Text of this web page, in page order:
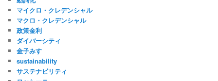
マイクロ・クレデンシャル
マクロ・クレデンシャル
政策金利
ダイバーシティ
金子みすゞ
sustainability
サステナビリティ